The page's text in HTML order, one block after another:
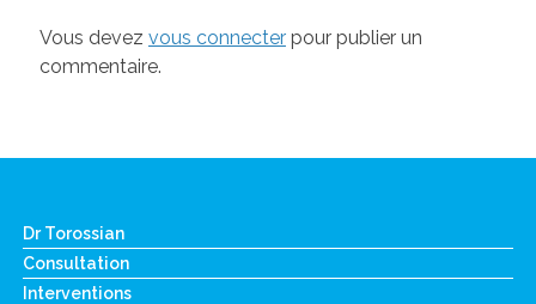
Vous devez vous connecterpour publier un
commentaire.
Dr Torossian
Consultation
Interventions